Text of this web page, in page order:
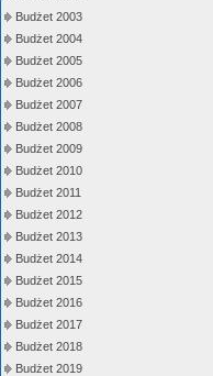
Budżet 2003
Budżet 2004
Budżet 2005
Budżet 2006
Budżet 2007
Budżet 2008
Budżet 2009
Budżet 2010
Budżet 2011
Budżet 2012
Budżet 2013
Budżet 2014
Budżet 2015
Budżet 2016
Budżet 2017
Budżet 2018
Budżet 2019